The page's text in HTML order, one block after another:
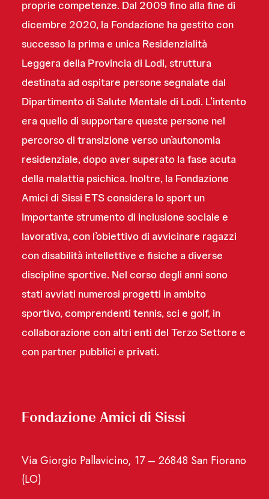
proprie competenze. Dal 2009 fino alla fine di
dicembre 2020, la Fondazione ha gestito con
successo la prima e unica Residenzialità
Leggera della Provincia di Lodi, struttura
destinata ad ospitare persone segnalate dal
Dipartimento di Salute Mentale di Lodi. L’intento
era quello di supportare queste persone nel
percorso di transizione verso un’autonomia
residenziale, dopo aver superato la fase acuta
della malattia psichica. Inoltre, la Fondazione
Amici di Sissi ETS considera lo sport un
importante strumento di inclusione sociale e
lavorativa, con l’obiettivo di avvicinare ragazzi
con disabilità intellettive e fisiche a diverse
discipline sportive. Nel corso degli anni sono
stati avviati numerosi progetti in ambito
sportivo, comprendenti tennis, sci e golf, in
collaborazione con altri enti del Terzo Settore e
con partner pubblici e privati.
Fondazione Amici di Sissi
Via Giorgio Pallavicino, 17 – 26848 San Fiorano
(LO)